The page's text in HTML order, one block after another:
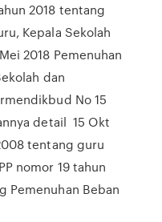
2018 tentang
Kepala Sekolah
2018 Pemenuhan
dan
No 15
detail 15 Okt
tentang guru
nomor 19 tahun
Pemenuhan Beban